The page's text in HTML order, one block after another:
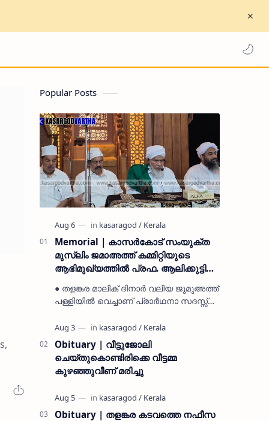
Popular Posts
Memorial | കാസർകോട് സംയുക്ത
മുസ്ലിം ജമാഅത്ത് കമ്മിറ്റിയുടെ
ആഭിമുഖ്യത്തിൽ പ്രഫ. ആലിക്കുട്ടി
മുസ്ലിയാർ അനുസ്മരണം നടത്തി
● തളങ്കര മാലിക് ദിനാർ വലിയ ജുമുഅത്ത്
പള്ളിയിൽ വെച്ചാണ് പ്രാർഥനാ സദസ്സ്
ഉമർ മുസ്ലിയാർ പരിപാടിക്ക് നേതൃത്വം
നൽകി കാസ…
Obituary | വീട്ടുജോലി
ചെയ്തുകൊണ്ടിരിക്കെ വീട്ടമ്മ
കുഴഞ്ഞുവീണ് മരിച്ചു
Obituary | തളങ്കര കടവത്തെ നഫീസ